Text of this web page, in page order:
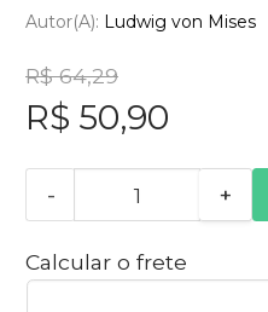
Autor(a): Ludwig von Mises
R$ 64,29
R$ 50,90
- +
Calcular o frete